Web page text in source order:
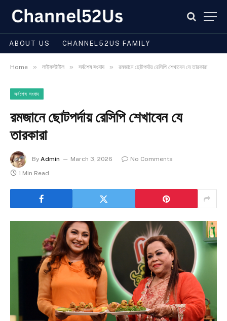
ABOUT US CHANNEL52US FAMILY
Home » লাইফস্টাইল » সর্বশেষ সংবাদ » রমজানে ছোটপর্দায় রেসিপি শেখাবেন যে তারকারা
সর্বশেষ সংবাদ
রমজানে ছোটপর্দায় রেসিপি শেখাবেন যে
তারকারা
By Admin March 3, 2026
No Comments
1 Min Read